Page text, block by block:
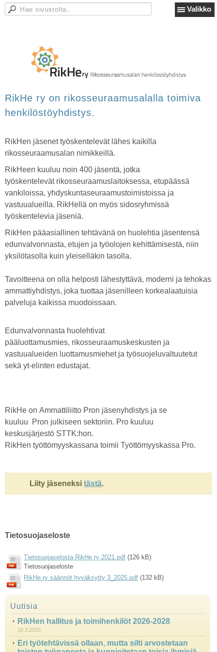
Valikko
RikHe ry on rikosseuraamusalalla toimiva
henkilöstöyhdistys.
RikHen jäsenet työskentelevät lähes kaikilla
rikosseuraamusalan nimikkeillä.
RikHeen kuuluu noin 400 jäsentä, jotka
työskentelevät rikosseuraamuslaitoksessa, etupäässä
vankiloissa, yhdyskuntaseuraamustoimistoissa ja
vastuualueilla. RikHellä on myös sidosryhmissä
työskentelevia jäseniä.
RikHen pääasiallinen tehtävänä on huolehtia jäsentensä
edunvalvonnasta, etujen ja työolojen kehittämisestä, niin
yksilötasolla kuin yleiselläkin tasolla.
Tavoitteena on olla helposti lähestyttävä, moderni ja tehokas
ammattiyhdistys, joka tuottaa jäsenilleen korkealaatuisia
palveluja kaikissa muodoissaan.
Edunvalvonnasta huolehtivat
pääluottamusmies, rikosseuraamuskeskusten ja
vastuualueiden luottamusmiehet ja työsuojeluvaltuutetut
sekä yt-elinten edustajat.
RikHe on Ammattiliitto Pron jäsenyhdistys ja se
kuuluu Pron julkiseen sektoriin. Pro kuuluu
keskusjärjestö STTK:hon.
RikHen työttömyyskassana toimii Työttömyyskassa Pro.
Liity jäseneksi tästä.
Tietosuojaseloste
Tietosuojaselosta RikHe ry 2021.pdf (126 kB)
Tietosuojaseloste
RikHe ry säännöt hyväksytty 3_2025.pdf (132 kB)
Uutisia
RikHen hallitus ja toimihenkilöt 2026-2028
18.3.2026
Eri työtehtävissä ollaan, mutta silti arvostetaan